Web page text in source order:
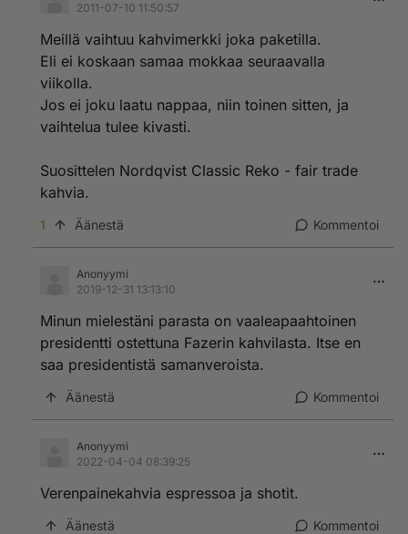
2011-07-10 11:50:57
Meillä vaihtuu kahvimerkki joka paketilla.
Eli ei koskaan samaa mokkaa seuraavalla
viikolla.
Jos ei joku laatu nappaa, niin toinen sitten, ja
vaihtelua tulee kivasti.
Suosittelen Nordqvist Classic Reko - fair trade
kahvia.
1 Äänestä Kommentoi
Anonyymi
2019-12-31 13:13:10
Minun mielestäni parasta on vaaleapaahtoinen
presidentti ostettuna Fazerin kahvilasta. Itse en
saa presidentistä samanveroista.
Äänestä Kommentoi
Anonyymi
2022-04-04 08:39:25
Verenpainekahvia espressoa ja shotit.
Äänestä Kommentoi